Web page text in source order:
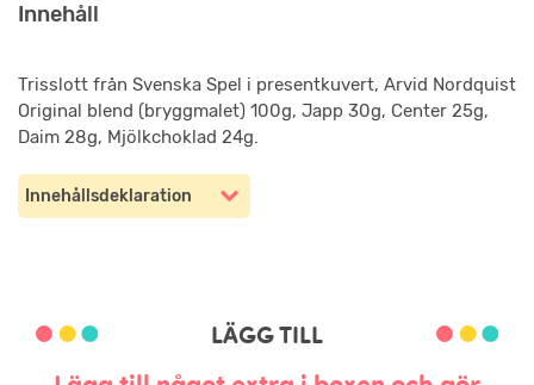
Innehåll
Trisslott från Svenska Spel i presentkuvert, Arvid Nordquist
Original blend (bryggmalet) 100g, Japp 30g, Center 25g,
Daim 28g, Mjölkchoklad 24g.
Innehållsdeklaration
LÄGG TILL